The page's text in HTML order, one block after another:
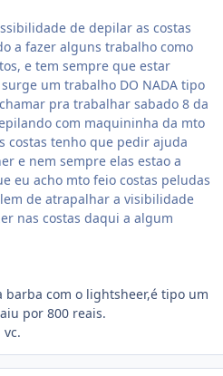
de depilar as costas
a fazer alguns trabalho como
e tem sempre que estar
um trabalho DO NADA tipo
pra trabalhar sabado 8 da
com maquininha da mto
costas tenho que pedir ajuda
e nem sempre elas estao a
eu acho mto feio costas peludas
de atrapalhar a visibilidade
nas costas daqui a algum
barba com o lightsheer,é tipo um
por 800 reais.